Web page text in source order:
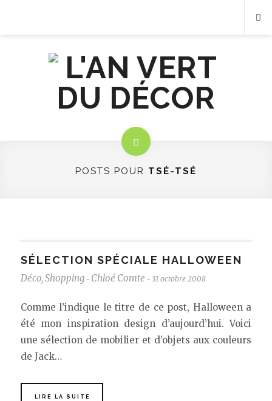
POSTS POUR TSÉ-TSÉ
SÉLECTION SPÉCIALE HALLOWEEN
Déco, Shopping - Chloé Comte - 31 octobre 2008
Comme l’indique le titre de ce post, Halloween a
été mon inspiration design d’aujourd’hui. Voici
une sélection de mobilier et d’objets aux couleurs
de Jack…
LIRE LA SUITE